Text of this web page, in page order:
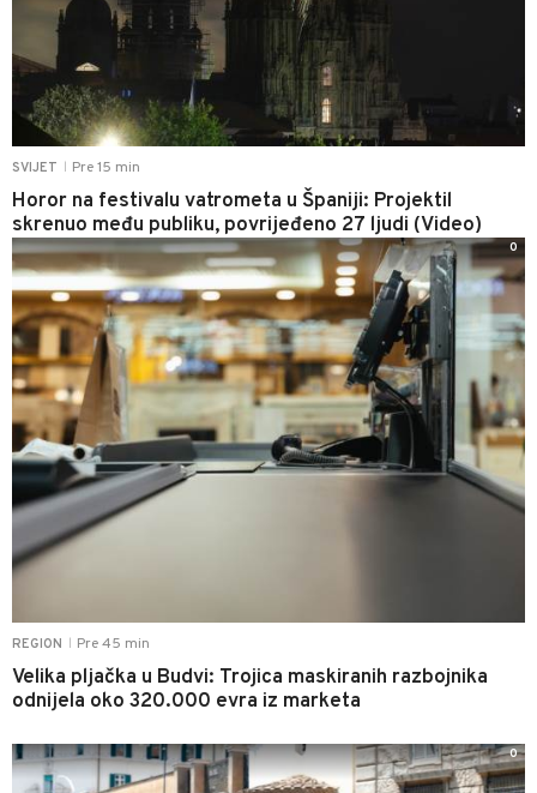
SVIJET Pre 15 min
Horor na festivalu vatrometa u Španiji: Projektil
skrenuo među publiku, povrijeđeno 27 ljudi (Video)
REGION Pre 45 min
Velika pljačka u Budvi: Trojica maskiranih razbojnika
odnijela oko 320.000 evra iz marketa
0
0